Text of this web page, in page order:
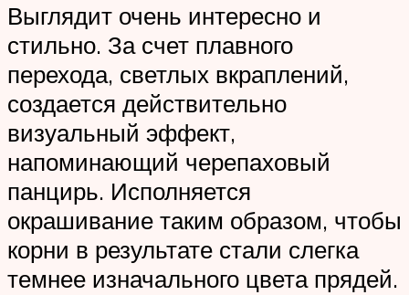
Выглядит очень интересно и
стильно. За счет плавного
перехода, светлых вкраплений,
создается действительно
визуальный эффект,
напоминающий черепаховый
панцирь. Исполняется
окрашивание таким образом, чтобы
корни в результате стали слегка
темнее изначального цвета прядей.